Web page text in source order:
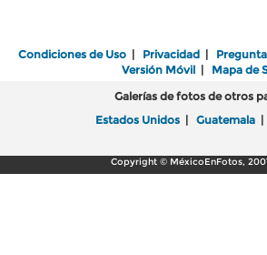
Condiciones de Uso | Privacidad |
Versión Móvil| Mapa de
Galerías de fotos de otros
Estados Unidos | Guatemala |
Copyright © MéxicoEnFotos,